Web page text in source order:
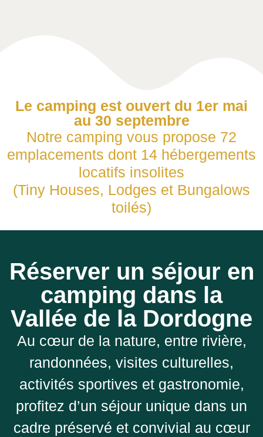
Le camping est ouvert du 1er mai
au 30 septembre
Notre camping vous propose 72
emplacements dont 14 hébergements
locatifs insolites
(Tiny Houses, Lodges et Bungalows
toilés)
Réserver un séjour en
camping dans la
Vallée de la Dordogne
Au cœur de la nature, entre rivière,
randonnées, visites culturelles,
activités sportives et gastronomie,
profitez d’un séjour unique dans un
cadre préservé et convivial au cœur